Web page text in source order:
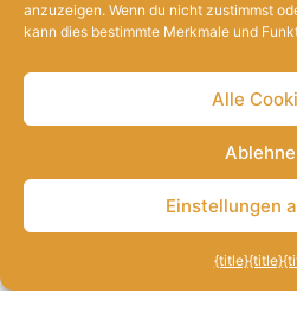
Home
anzuzeigen. Wenn du nicht zustimmst
kann dies bestimmte Merkmale und
Alle
Einstellungen
{title}{title}